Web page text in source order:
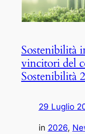
Sostenibilità
vincitori del
Sostenibilità
29 Luglio
in 2026,